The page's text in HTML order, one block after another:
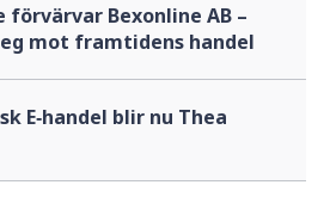
förvärvar Bexonline AB –
mot framtidens handel
E‑handel blir nu Thea